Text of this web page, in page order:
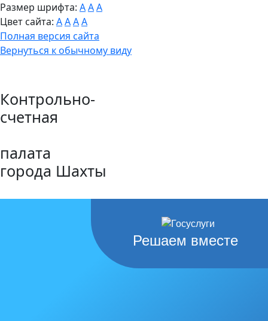
Размер шрифта: AAA
Цвет сайта: AAAA
Полная версия сайта
Вернуться к обычному виду
Контрольно-
счетная
палата
города Шахты
Решаем вместе